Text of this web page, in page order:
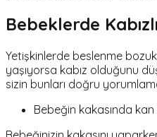
Bebeklerde
Yetişkinlerde beslenme
yaşıyorsa kabız olduğunu
sizin bunları doğru
Bebeğin kakasında